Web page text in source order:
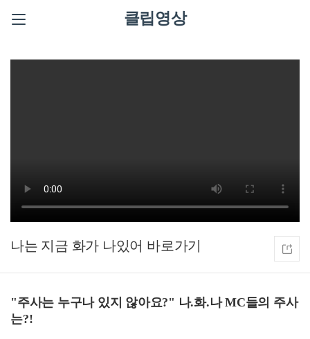
클립영상
나는 지금 화가 나있어
"주사는 누구나 있지 않아요?" 나.화.나 MC들의 주사
는?!